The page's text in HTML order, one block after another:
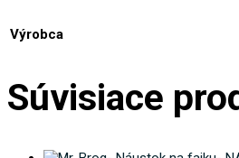
Výrobca
Súvisiace